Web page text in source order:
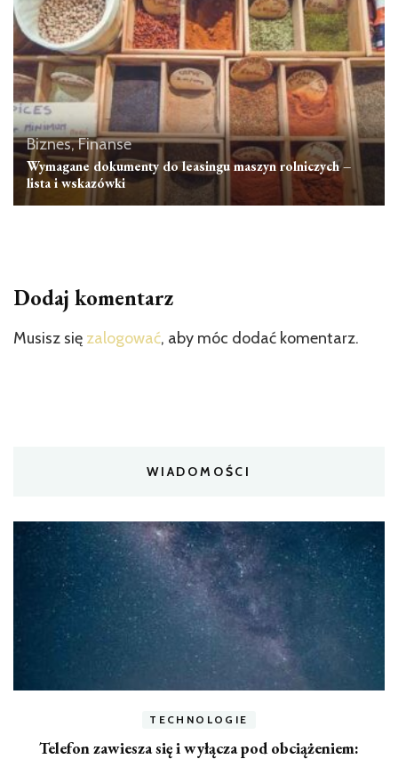
Biznes, Finanse
Wymagane dokumenty do leasingu maszyn rolniczych –
lista i wskazówki
Dodaj komentarz
Musisz się zalogować, aby móc dodać komentarz.
WIADOMOŚCI
TECHNOLOGIE
Telefon zawiesza się i wyłącza pod obciążeniem: